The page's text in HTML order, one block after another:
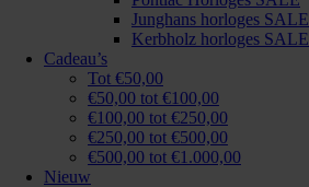
Junghans horloges SALE
Kerbholz horloges SALE
Cadeau’s
Tot €50,00
€50,00 tot €100,00
€100,00 tot €250,00
€250,00 tot €500,00
€500,00 tot €1.000,00
Nieuw